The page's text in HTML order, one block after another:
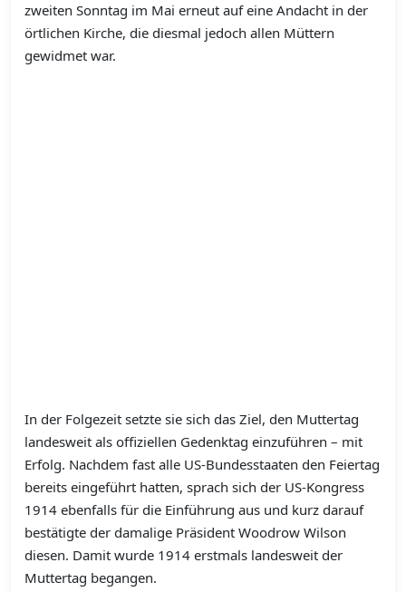
zweiten Sonntag im Mai erneut auf eine Andacht in der
örtlichen Kirche, die diesmal jedoch allen Müttern
gewidmet war.
In der Folgezeit setzte sie sich das Ziel, den Muttertag
landesweit als offiziellen Gedenktag einzuführen – mit
Erfolg. Nachdem fast alle US-Bundesstaaten den Feiertag
bereits eingeführt hatten, sprach sich der US-Kongress
1914 ebenfalls für die Einführung aus und kurz darauf
bestätigte der damalige Präsident Woodrow Wilson
diesen. Damit wurde 1914 erstmals landesweit der
Muttertag begangen.